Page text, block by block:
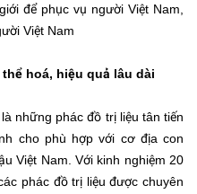
để phục vụ người Việt Nam,
Việt Nam
hoá, hiệu quả lâu dài
những phác đồ trị liệu tân tiến
cho phù hợp với cơ địa con
Việt Nam. Với kinh nghiệm 20
phác đồ trị liệu được chuyên